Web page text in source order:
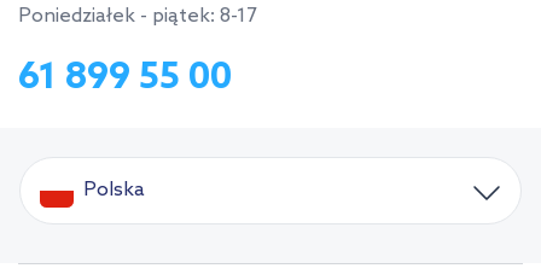
Poniedziałek - piątek: 8-17
61 899 55 00
Polska